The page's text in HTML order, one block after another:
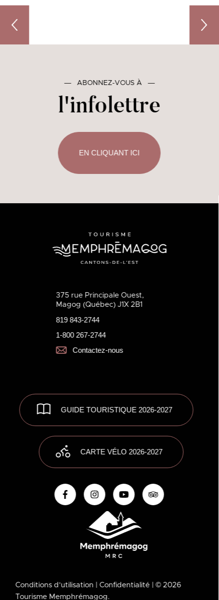
Lieux « pet-friendly » dans Memphrémagog : où aller
― ABONNEZ-VOUS À ―
l'infolettre
EN CLIQUANT ICI
375 rue Principale Ouest,
Magog (Québec) J1X 2B1
819 843-2744
1-800 267-2744
Contactez-nous
GUIDE TOURISTIQUE 2026-2027
CARTE VÉLO 2026-2027
Conditions d’utilisation | Confidentialité | © 2026
Tourisme Memphrémagog.